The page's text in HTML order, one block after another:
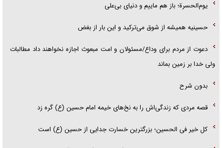
یوم‌الحسرة؛ باز هم ماییم و دنیای بی‌علی
حسینیه همیشه از شوق می‌ترکید و این بار از بغض
دعوت از مردم برای وداع/مسئولان و امت مبعوث اجازه نخواهند داد مطالبات
ولی خدا بر زمین بماند
بدون شرح
قصه مردی که زندگی‌اش را به نخ‌های خیمه امام حسین (ع) گره زد
کل خیر فی الحسین؛ بزرگترین خسارت جدایی از حسین (ع) است